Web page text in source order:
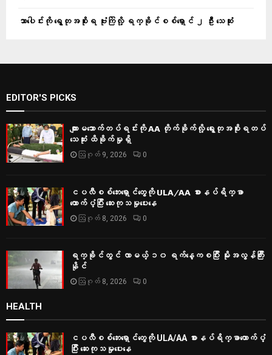
သာပေါင်းကို ရွေတုအစိုးရ ဗုံးကြဲလို့ ရက္ခိုင်စစ်ရှောင် ၂ ဦး သေဆုံး
EDITOR'S PICKS
ကျားမသောက်တပ်ရင်းကို AA တိုက်ခိုက်လို့ ရွေးတုအစိုးရတပ်
သေဆုံး ထိခိုက်မှုရှိ
ဩဂုတ် 9, 2026 0
ငပလီစစ်ဘေးရှောင်တွေကို ULA/AA စားနပ်ရိက္ခာ
ထောက်ပံ့ပြီး ဆေးကုသမှုပေးနေ
ဩဂုတ် 8, 2026 0
ရက္ခိုင်တွင် လာမယ့် ၁၀ ရက်နေ့ကစပြီး မိုးအလွန်ကြီး
နိုင်
ဩဂုတ် 8, 2026 0
HEALTH
ငပလီစစ်ဘေးရှောင်တွေကို ULA/AA စားနပ်ရိက္ခာထောက်ပံ့
ပြီး ဆေးကုသမှုပေးနေ